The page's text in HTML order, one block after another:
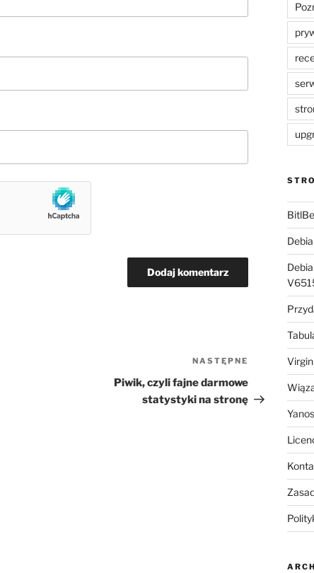
Następny
wpis
NASTĘPNE
Piwik, czyli fajne darmowe
statystyki na stronę